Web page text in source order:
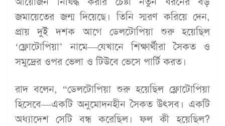
জমায়েতের জন্ম দিয়েছে। তিনি স্মরণ করিয়ে দেন,
প্রায় দুই দশক আগে ডেলটোপিয়া শুরু হয়েছিল
‘ফ্লোটোপিয়া’ নামে—যেখানে শিক্ষার্থীরা সৈকত ও
সমুদ্রের ওপর ভেলা ও টিউবে ভেসে পার্টি করত।
রাদ বলেন, “ডেলটোপিয়া শুরু হয়েছিল ফ্লোটোপিয়া
হিসেবে—একটি অনুমোদনহীন সৈকত উৎসব। একটি
অধ্যাদেশ সেটি বন্ধ করেছিল। ফল কী হয়েছিল?